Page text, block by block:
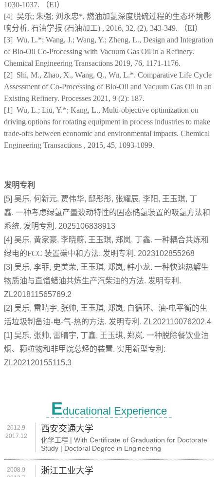
1030-1037. （EI）
[4] 吴乐; 朱强; 刘永忠*, 燃油加氢深度脱硫过程的生态环境影
响分析. 石油学报 (石油加工) , 2016, 32, (2), 343-349. （EI）
[3] Wu, L.*; Wang, J.; Wang, Y.; Zheng, L., Design and Integration
of Bio-Oil Co-Processing with Vacuum Gas Oil in a Refinery.
Chemical Engineering Transactions 2019, 76, 1171-1176.
[2] Shi, M., Zhao, X., Wang, Q., Wu, L.*. Comparative Life Cycle
Assessment of Co-Processing of Bio-Oil and Vacuum Gas Oil in an
Existing Refinery. Processes 2021, 9 (2): 187.
[1] Wu, L.; Liu, Y.*; Kang, L., Multi-objective optimization on
driving options for rotating equipment in process industries to make
trade-offs between economic and environmental impacts. Chemical
Engineering Transactions , 2015, 45, 1093-1099.
发明专利
[5] 吴乐, 何新元, 贾伟华, 邸彤彤, 张耀辰, 李阳, 王玉琪, 丁
鑫. 一种考虑绿氢产量波动特性的固态储氢装置的吸氢方法和
系统. 发明专利 . 2025106838913
[4] 吴乐, 黄家豪, 李晓蔚, 王玉琪, 郑岚, 丁鑫. 一种耦合共炼和
绿电的FCC 装置碳中和方法. 发明专利 . 2023102855268
[3] 吴乐, 李菲, 史美荣, 王玉琪, 郑岚, 韩小龙. 一种快速热解生
物质油与直馏蜡油共炼生产汽柴油的方法. 发明专利 .
ZL201811565769.2
[2] 吴乐, 雷晴宇, 张帅, 王玉琪, 郑岚. 自循环、油-电平衡的生
活垃圾制备油-电-气-热的方法. 发明专利 . ZL202110076202.4
[1] 吴乐, 张帅, 雷晴宇, 丁鑫, 王玉琪, 郑岚. 一种脱除餐饮业油
烟、颗粒物和非甲烷总烃的装置. 实用新型专利 :
ZL202120155115.3
Educational Experience
2012.9
2017.12
西安交通大学
化学工程 | With Certificate of Graduation for Doctorate
Study | Doctoral Degree in Engineering
2008.9
浙江工业大学